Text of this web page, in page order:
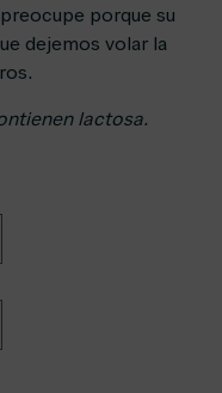
porque su
dejemos volar la
lactosa.